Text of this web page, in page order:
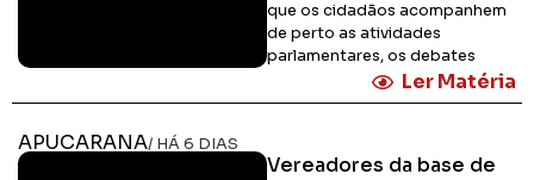
que os cidadãos acompanhem
de perto as atividades
parlamentares, os debates
Ler Matéria
APUCARANA/ HÁ 6 DIAS
Vereadores da base de